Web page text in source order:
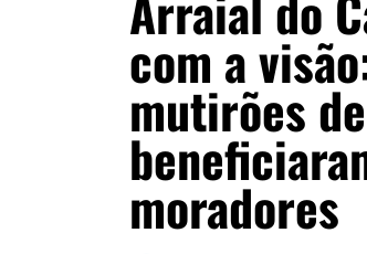
com a
mutirões
moradores